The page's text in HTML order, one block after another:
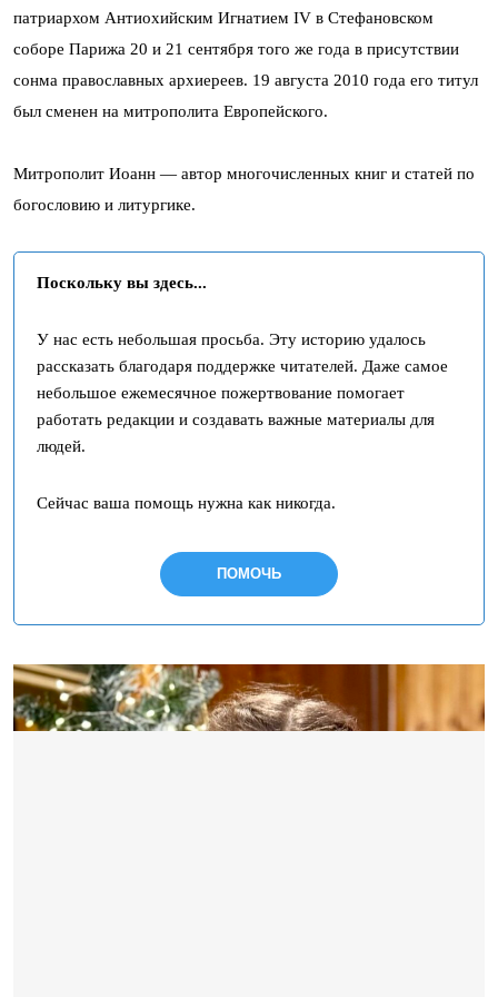
патриархом Антиохийским Игнатием IV в Стефановском
соборе Парижа 20 и 21 сентября того же года в присутствии
сонма православных архиереев. 19 августа 2010 года его титул
был сменен на митрополита Европейского.
Митрополит Иоанн — автор многочисленных книг и статей по
богословию и литургике.
Поскольку вы здесь...
У нас есть небольшая просьба. Эту историю удалось
рассказать благодаря поддержке читателей. Даже самое
небольшое ежемесячное пожертвование помогает
работать редакции и создавать важные материалы для
людей.
Сейчас ваша помощь нужна как никогда.
ПОМОЧЬ